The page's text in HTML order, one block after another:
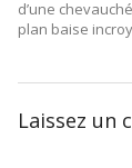
d’une
plan baise
Laissez un